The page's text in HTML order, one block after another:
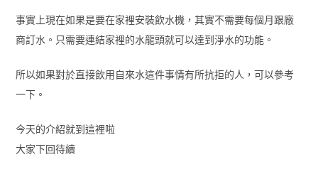
事實上現在如果是要在家裡安裝飲水機，其實不需要每個月跟廠
商訂水。只需要連結家裡的水龍頭就可以達到淨水的功能。
所以如果對於直接飲用自來水這件事情有所抗拒的人，可以參考
一下。
今天的介紹就到這裡啦
大家下回待續